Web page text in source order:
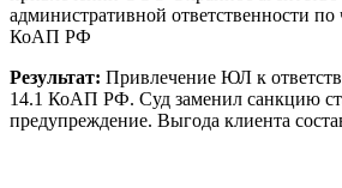
административной ответственности по
КоАП РФ
Результат: Привлечение ЮЛ к
14.1 КоАП РФ. Суд заменил санкцию
предупреждение. Выгода клиента